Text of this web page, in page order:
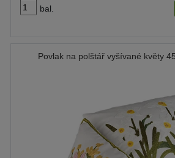
bal.
Povlak na polštář vyšívané květy